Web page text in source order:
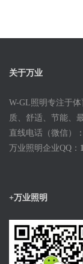
关于万业
W-GL照明专注于
质、舒适、节能、
直线电话（微信）：
万业照明企业QQ：
+万业照明